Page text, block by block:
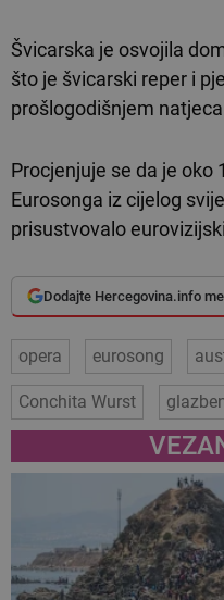
Švicarska je osvojila
što je švicarski reper i
prošlogodišnjem
Procjenjuje se da je oko
Eurosonga iz cijelog
prisustvovalo
Dodajte Hercegovina.info
opera eurosong
Conchita Wurst